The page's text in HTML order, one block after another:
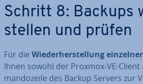
Schritt 8: Backups
stel­len und prüfen
Für die Wie­der­her­stel­lung
Ihnen sowohl der Proxmox-VE-
man­do­zei­le des Backup Servers zur